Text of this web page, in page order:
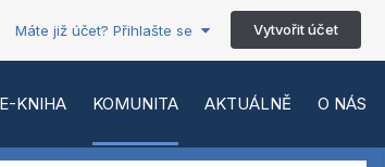
Máte již účet? Přihlašte se Vytvořit účet
E-KNIHA KOMUNITA AKTUÁLNĚ O NÁS